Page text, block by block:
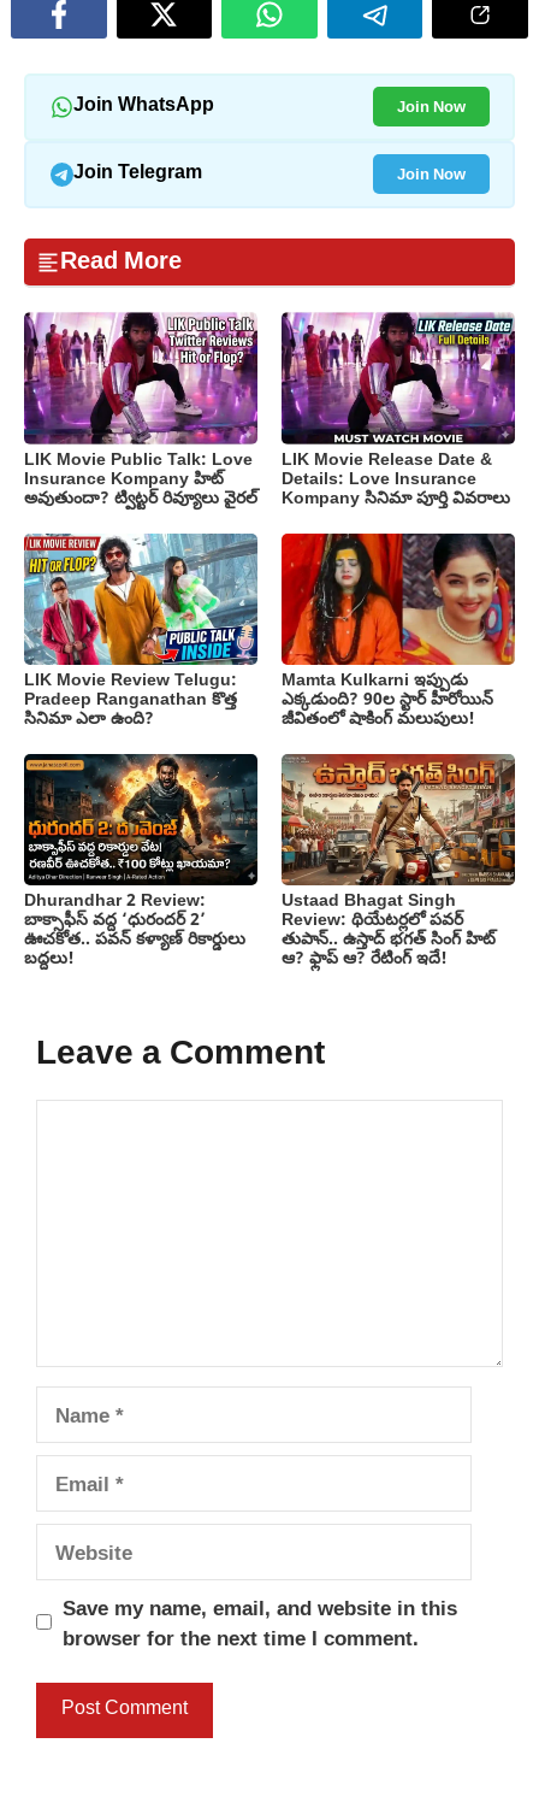
Join WhatsApp Join Now
Join Telegram Join Now
Read More
LIK Movie Public Talk: Love
Insurance Kompany హిట్
అవుతుందా? ట్విట్టర్ రివ్యూలు వైరల్
LIK Movie Release Date &
Details: Love Insurance
Kompany సినిమా పూర్తి వివరాలు
LIK Movie Review Telugu:
Pradeep Ranganathan కొత్త
సినిమా ఎలా ఉంది?
Mamta Kulkarni ఇప్పుడు
ఎక్కడుంది? 90ల స్టార్ హీరోయిన్
జీవితంలో షాకింగ్ మలుపులు!
Dhurandhar 2 Review:
బాక్సాఫీస్ వద్ద ‘ధురందర్ 2’
ఊచకోత.. పవన్ కళ్యాణ్ రికార్డులు
బద్దలు!
Ustaad Bhagat Singh
Review: థియేటర్లలో పవర్
తుపాన్.. ఉస్తాద్ భగత్ సింగ్ హిట్
ఆ? ఫ్లాప్ ఆ? రేటింగ్ ఇదే!
Leave a Comment
Comment
Name
Email
Website
Save my name, email, and website in this
browser for the next time I comment.